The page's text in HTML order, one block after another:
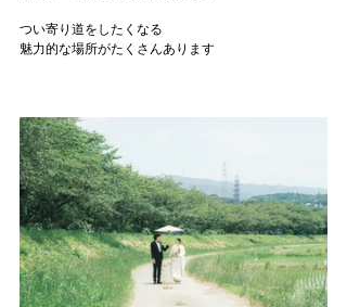
つい寄り道をしたくなる
魅力的な場所がたくさんあります